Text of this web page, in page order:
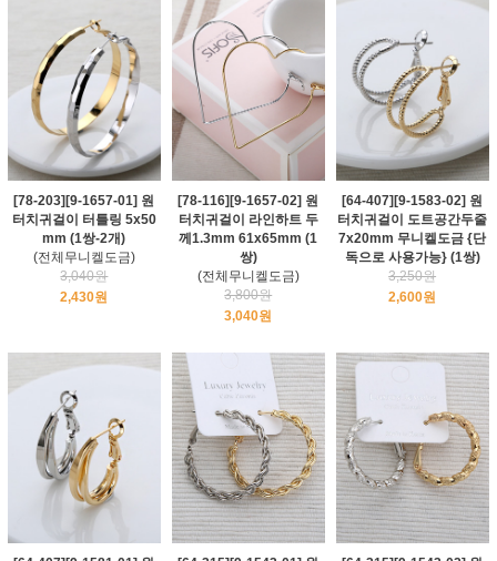
[78-203][9-1657-01] 원
터치귀걸이 터틀링 5x50
mm (1쌍-2개)
(전체무니켈도금)
3,040원
2,430원
[78-116][9-1657-02] 원
터치귀걸이 라인하트 두
께1.3mm 61x65mm (1
쌍)
(전체무니켈도금)
3,800원
3,040원
[64-407][9-1583-02] 원
터치귀걸이 도트공간두줄
7x20mm 무니켈도금 {단
독으로 사용가능} (1쌍)
3,250원
2,600원